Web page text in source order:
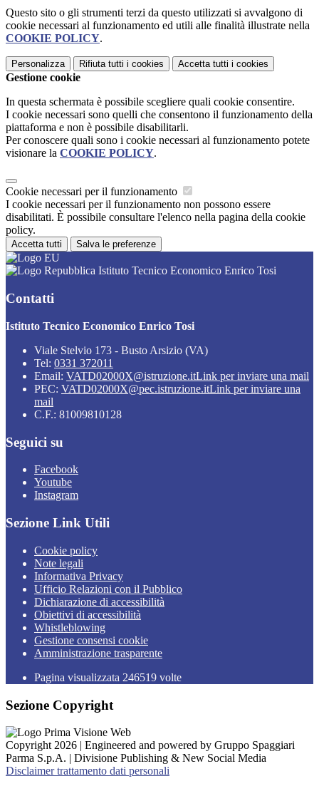
Questo sito o gli strumenti terzi da questo utilizzati si avvalgono di
cookie necessari al funzionamento ed utili alle finalità illustrate nella
COOKIE POLICY.
Personalizza Rifiuta tutti i cookies Accetta tutti i cookies
Gestione cookie
In questa schermata è possibile scegliere quali cookie consentire.
I cookie necessari sono quelli che consentono il funzionamento della
piattaforma e non è possibile disabilitarli.
Per conoscere quali sono i cookie necessari al funzionamento potete
visionare la COOKIE POLICY.
Cookie necessari per il funzionamento
I cookie necessari per il funzionamento non possono essere
disabilitati. È possibile consultare l'elenco nella pagina della cookie
policy.
Accetta tutti Salva le preferenze
Istituto Tecnico Economico Enrico Tosi
Contatti
Istituto Tecnico Economico Enrico Tosi
Viale Stelvio 173 - Busto Arsizio (VA)
Tel: 0331 372011
Email: VATD02000X@istruzione.itLink per inviare una mail
PEC: VATD02000X@pec.istruzione.itLink per inviare una
mail
C.F.: 81009810128
Seguici su
Facebook
Youtube
Instagram
Sezione Link Utili
Cookie policy
Note legali
Informativa Privacy
Ufficio Relazioni con il Pubblico
Dichiarazione di accessibilità
Obiettivi di accessibilità
Whistleblowing
Gestione consensi cookie
Amministrazione trasparente
Pagina visualizzata 246519 volte
Sezione Copyright
Copyright 2026 | Engineered and powered by Gruppo Spaggiari
Parma S.p.A. | Divisione Publishing & New Social Media
Disclaimer trattamento dati personali